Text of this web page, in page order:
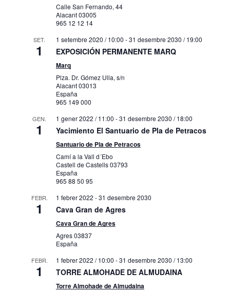
Calle San Fernando, 44
Alacant03005
965 12 12 14
SET.
1
1 setembre 2020 / 10:00 -31 desembre 2030 / 19:00
EXPOSICIÓN PERMANENTE MARQ
Marq
Plza. Dr. Gómez Ulla, s/n
Alacant03013
España
965 149 000
GEN.
1
1 gener 2022 / 11:00 -31 desembre 2030 / 18:00
Yacimiento El Santuario de Pla de Petracos
Santuario de Pla de Petracos
Camí a la Vall d´Ebo
Castell de Castells03793
España
965 88 50 95
FEBR.
1
1 febrer 2022 -31 desembre 2030
Cava Gran de Agres
Cava Gran de Agres
Agres03837
España
FEBR.
1
1 febrer 2022 / 10:00 -31 desembre 2030 / 13:00
TORRE ALMOHADE DE ALMUDAINA
Torre Almohade de Almudaina